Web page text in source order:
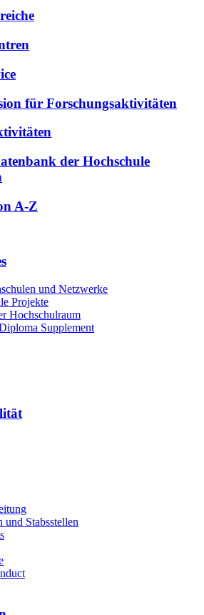
für Forschungsaktivitäten
der Hochschule
A-Z
und Netzwerke
Projekte
Hochschulraum
Supplement
und Stabsstellen